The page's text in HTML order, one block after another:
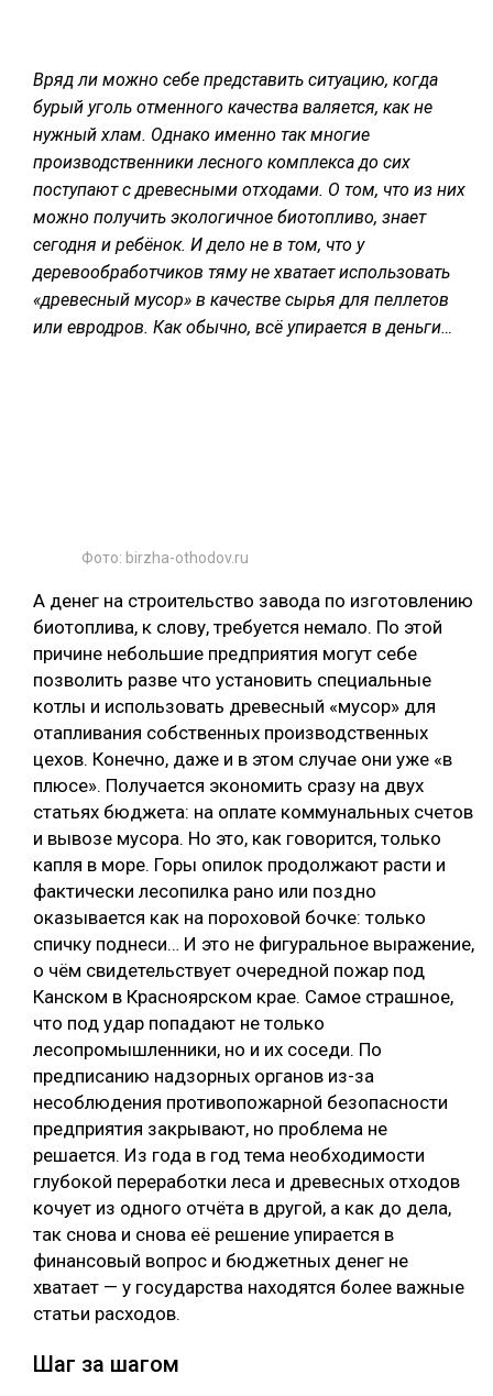
МЕБЕЛЬНОЕ ПРОИЗВОДСТВО
Вряд ли можно себе представить ситуацию, когда
бурый уголь отменного качества валяется, как не
нужный хлам. Однако именно так многие
производственники лесного комплекса до сих
поступают с древесными отходами. О том, что из них
можно получить экологичное биотопливо, знает
сегодня и ребёнок. И дело не в том, что у
деревообработчиков тяму не хватает использовать
«древесный мусор» в качестве сырья для пеллетов
или евродров. Как обычно, всё упирается в деньги…
Фото: birzha-othodov.ru
А денег на строительство завода по изготовлению
биотоплива, к слову, требуется немало. По этой
причине небольшие предприятия могут себе
позволить разве что установить специальные
котлы и использовать древесный «мусор» для
отапливания собственных производственных
цехов. Конечно, даже и в этом случае они уже «в
плюсе». Получается экономить сразу на двух
статьях бюджета: на оплате коммунальных счетов
и вывозе мусора. Но это, как говорится, только
капля в море. Горы опилок продолжают расти и
фактически лесопилка рано или поздно
оказывается как на пороховой бочке: только
спичку поднеси… И это не фигуральное выражение,
о чём свидетельствует очередной пожар под
Канском в Красноярском крае. Самое страшное,
что под удар попадают не только
лесопромышленники, но и их соседи. По
предписанию надзорных органов из-за
несоблюдения противопожарной безопасности
предприятия закрывают, но проблема не
решается. Из года в год тема необходимости
глубокой переработки леса и древесных отходов
кочует из одного отчёта в другой, а как до дела,
так снова и снова её решение упирается в
финансовый вопрос и бюджетных денег не
хватает — у государства находятся более важные
статьи расходов.
Шаг за шагом